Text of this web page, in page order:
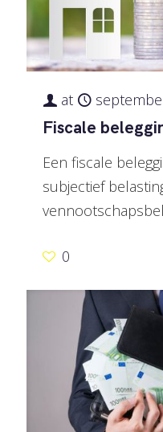
at
Fiscale
Een fiscale
subjectief
0